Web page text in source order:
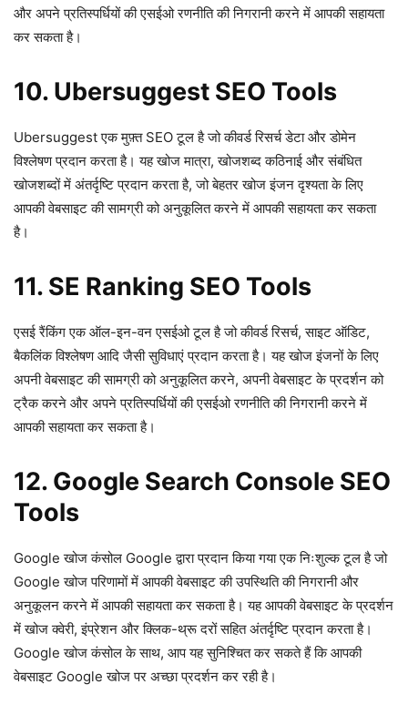
और अपने प्रतिस्पर्धियों की एसईओ रणनीति की निगरानी करने में आपकी सहायता
कर सकता है।
10. Ubersuggest SEO Tools
Ubersuggest एक मुफ़्त SEO टूल है जो कीवर्ड रिसर्च डेटा और डोमेन
विश्लेषण प्रदान करता है। यह खोज मात्रा, खोजशब्द कठिनाई और संबंधित
खोजशब्दों में अंतर्दृष्टि प्रदान करता है, जो बेहतर खोज इंजन दृश्यता के लिए
आपकी वेबसाइट की सामग्री को अनुकूलित करने में आपकी सहायता कर सकता
है।
11. SE Ranking SEO Tools
एसई रैंकिंग एक ऑल-इन-वन एसईओ टूल है जो कीवर्ड रिसर्च, साइट ऑडिट,
बैकलिंक विश्लेषण आदि जैसी सुविधाएं प्रदान करता है। यह खोज इंजनों के लिए
अपनी वेबसाइट की सामग्री को अनुकूलित करने, अपनी वेबसाइट के प्रदर्शन को
ट्रैक करने और अपने प्रतिस्पर्धियों की एसईओ रणनीति की निगरानी करने में
आपकी सहायता कर सकता है।
12. Google Search Console SEO
Tools
Google खोज कंसोल Google द्वारा प्रदान किया गया एक निःशुल्क टूल है जो
Google खोज परिणामों में आपकी वेबसाइट की उपस्थिति की निगरानी और
अनुकूलन करने में आपकी सहायता कर सकता है। यह आपकी वेबसाइट के प्रदर्शन
में खोज क्वेरी, इंप्रेशन और क्लिक-थ्रू दरों सहित अंतर्दृष्टि प्रदान करता है।
Google खोज कंसोल के साथ, आप यह सुनिश्चित कर सकते हैं कि आपकी
वेबसाइट Google खोज पर अच्छा प्रदर्शन कर रही है।